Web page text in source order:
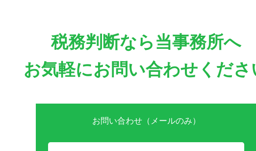
税務判断なら当事務所へ
お気軽にお問い合わせくださ
お問い合わせ（メールのみ）